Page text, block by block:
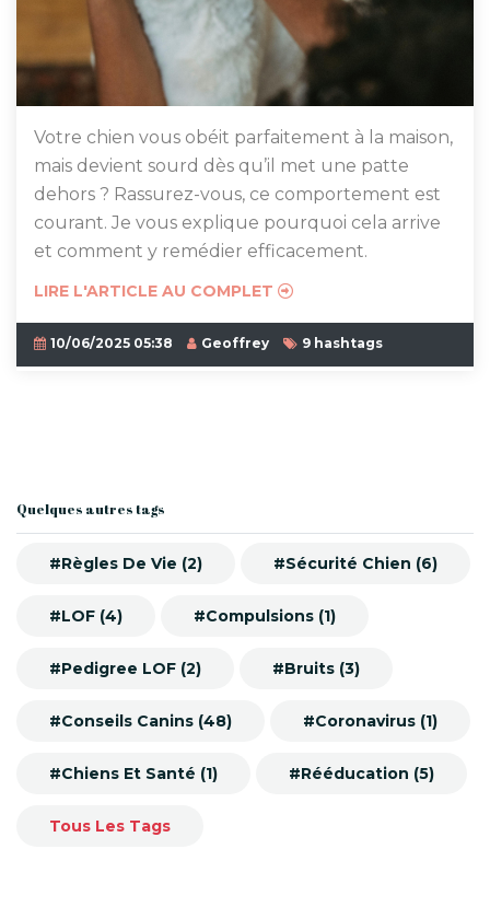
Votre chien vous obéit parfaitement à la maison,
mais devient sourd dès qu’il met une patte
dehors ? Rassurez-vous, ce comportement est
courant. Je vous explique pourquoi cela arrive
et comment y remédier efficacement.
LIRE L'ARTICLE AU COMPLET
10/06/2025 05:38 Geoffrey 9 hashtags
Quelques autres tags
#Règles De Vie (2) #Sécurité Chien (6)
#LOF (4) #Compulsions (1)
#Pedigree LOF (2) #Bruits (3)
#Conseils Canins (48) #Coronavirus (1)
#Chiens Et Santé (1) #Rééducation (5)
Tous Les Tags